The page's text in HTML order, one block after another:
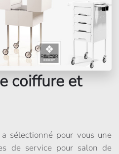
coiffure et
a sélectionné pour vous une
de service pour salon de